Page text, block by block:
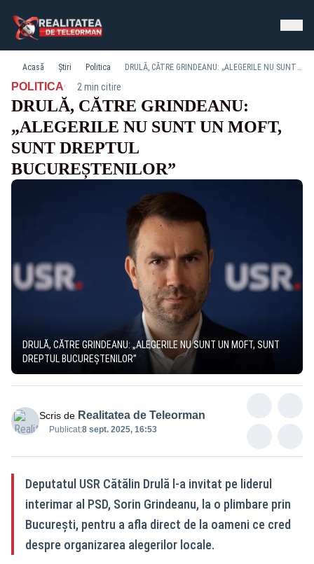
Acasă Știri Politica DRULĂ, CĂTRE GRINDEANU: „ALEGERILE NU SUNT UN MOFT, SUNT DREPTUL BUCUREȘTENILOR”
POLITICA· 2 min citire
DRULĂ, CĂTRE GRINDEANU:
„ALEGERILE NU SUNT UN MOFT,
SUNT DREPTUL
BUCUREȘTENILOR”
DRULĂ, CĂTRE GRINDEANU: „ALEGERILE NU SUNT UN MOFT, SUNT
DREPTUL BUCUREȘTENILOR”
Scris de Realitatea de Teleorman
Publicat:8 sept. 2025, 16:53
Deputatul USR Cătălin Drulă l-a invitat pe liderul
interimar al PSD, Sorin Grindeanu, la o plimbare prin
București, pentru a afla direct de la oameni ce cred
despre organizarea alegerilor locale.